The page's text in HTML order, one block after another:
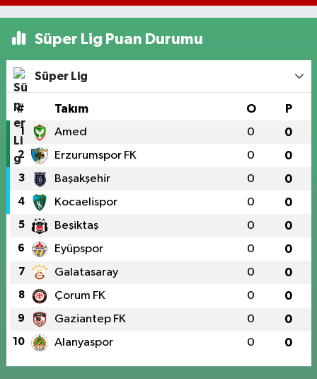
Süper Lig Puan Durumu
Süper Lig
# Takım O P
1 Amed 0 0
2 Erzurumspor FK 0 0
3 Başakşehir 0 0
4 Kocaelispor 0 0
5 Beşiktaş 0 0
6 Eyüpspor 0 0
7 Galatasaray 0 0
8 Çorum FK 0 0
9 Gaziantep FK 0 0
10 Alanyaspor 0 0